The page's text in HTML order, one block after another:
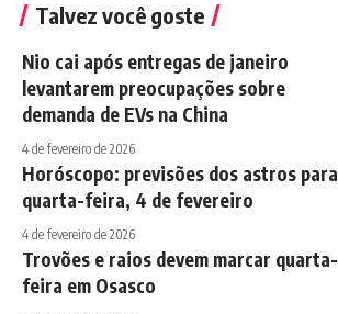
Talvez você goste
Nio cai após entregas de janeiro
levantarem preocupações sobre
demanda de EVs na China
4 de fevereiro de 2026
Horóscopo: previsões dos astros para
quarta-feira, 4 de fevereiro
4 de fevereiro de 2026
Trovões e raios devem marcar quarta-
feira em Osasco